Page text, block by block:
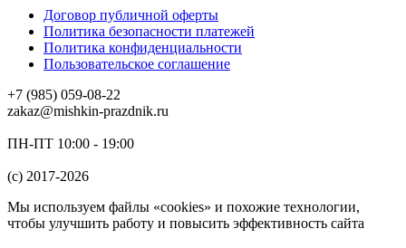
Договор публичной оферты
Политика безопасности платежей
Политика конфиденциальности
Пользовательское соглашение
+7 (985) 059-08-22
zakaz@mishkin-prazdnik.ru
ПН-ПТ 10:00 - 19:00
(c) 2017-2026
Мы используем файлы «cookies» и похожие технологии,
чтобы улучшить работу и повысить эффективность сайта